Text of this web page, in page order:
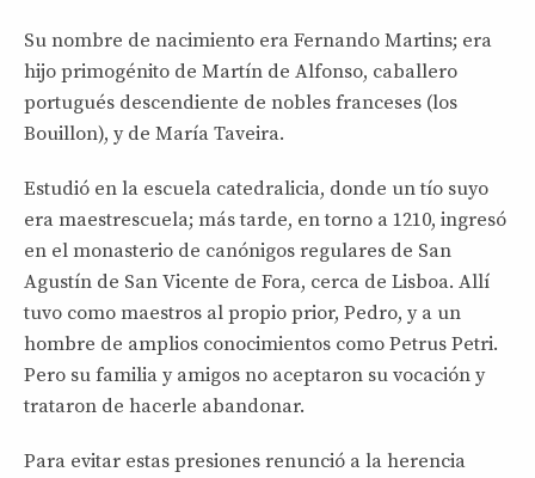
Su nombre de nacimiento era Fernando Martins; era
hijo primogénito de Martín de Alfonso, caballero
portugués descendiente de nobles franceses (los
Bouillon), y de María Taveira.
Estudió en la escuela catedralicia, donde un tío suyo
era maestrescuela; más tarde, en torno a 1210, ingresó
en el monasterio de canónigos regulares de San
Agustín de San Vicente de Fora, cerca de Lisboa. Allí
tuvo como maestros al propio prior, Pedro, y a un
hombre de amplios conocimientos como Petrus Petri.
Pero su familia y amigos no aceptaron su vocación y
trataron de hacerle abandonar.
Para evitar estas presiones renunció a la herencia